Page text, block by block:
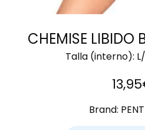
CHEMISE LIBIDO
Talla (interno):
13,95
Brand: